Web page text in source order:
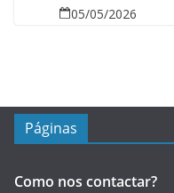
05/05/2026
Páginas
Como nos contactar?